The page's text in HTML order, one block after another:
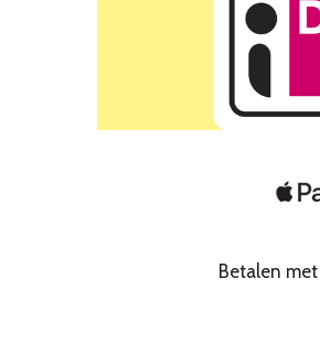
Betalen met